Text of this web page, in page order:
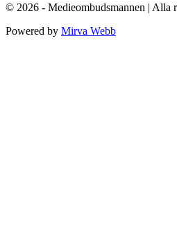
© 2026 - Medieombudsmannen | Alla
Powered by Mirva Webb